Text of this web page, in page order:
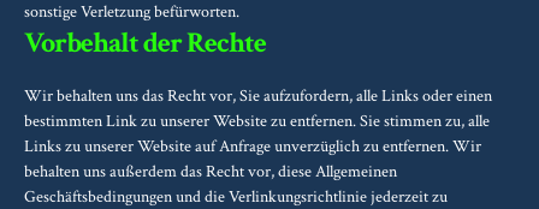
sonstige Verletzung befürworten.
Vorbehalt der Rechte
Wir behalten uns das Recht vor, Sie aufzufordern, alle Links oder einen
bestimmten Link zu unserer Website zu entfernen. Sie stimmen zu, alle
Links zu unserer Website auf Anfrage unverzüglich zu entfernen. Wir
behalten uns außerdem das Recht vor, diese Allgemeinen
Geschäftsbedingungen und die Verlinkungsrichtlinie jederzeit zu